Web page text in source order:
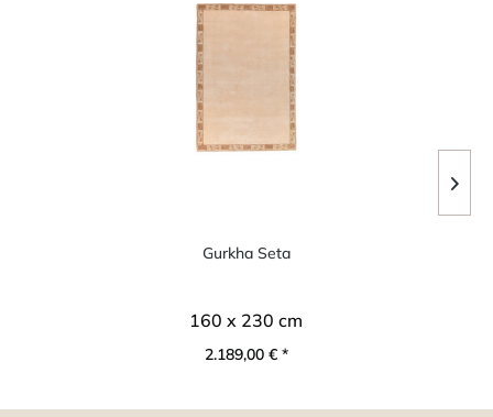
Gurkha Seta
160 x 230 cm
2.189,00 € *